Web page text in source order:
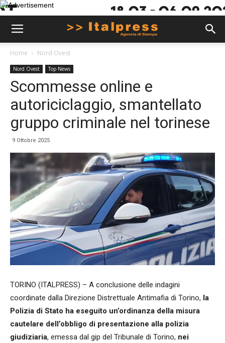
Home Nord Ovest
Nord Ovest Top News
Scommesse online e
autoriciclaggio, smantellato
gruppo criminale nel torinese
9 Ottobre 2025
TORINO (ITALPRESS) – A conclusione delle indagini
coordinate dalla Direzione Distrettuale Antimafia di Torino, la
Polizia di Stato ha eseguito un’ordinanza della misura
cautelare dell’obbligo di presentazione alla polizia
giudiziaria, emessa dal gip del Tribunale di Torino, nei